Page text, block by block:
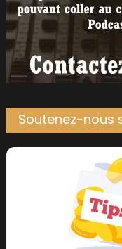
Soutenez-nous